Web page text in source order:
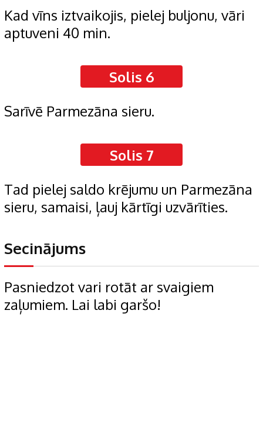
Kad vīns iztvaikojis, pielej buljonu, vāri
aptuveni 40 min.
Solis 6
Sarīvē Parmezāna sieru.
Solis 7
Tad pielej saldo krējumu un Parmezāna
sieru, samaisi, ļauj kārtīgi uzvārīties.
Secinājums
Pasniedzot vari rotāt ar svaigiem
zaļumiem. Lai labi garšo!